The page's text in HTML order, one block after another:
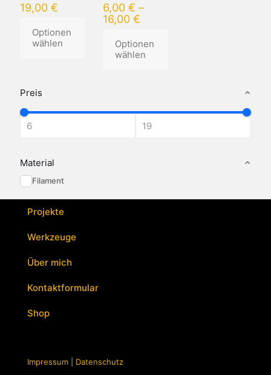
Preis
Material
Filament
19,00 €
Optionen
wählen
6,00€ –
16,00€
Optionen
wählen
mehrere
Projekte
Werkzeuge
Über mich
Kontaktformular
Shop
Impressum Datenschutz